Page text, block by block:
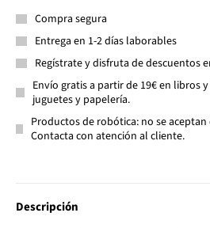
Compra segura
Entrega en 1-2 días laborables
Regístrate y disfruta de descuentos
Envío gratis a partir de 19€ en libros
juguetes y papelería.
Productos de robótica: no se
Contacta con atención al cliente.
Descripción